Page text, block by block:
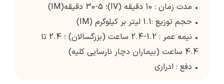
• مدت زمان : 10 دقیقه (IV)؛ 5-30 دقیقه(IM)
• حجم توزیع :1.1 لیتر بر کیلوگرم (IM)
• نیمه عمر : 1.2-2.4 ساعت (بزرگسالان) ؛ 2.4 تا
4.4 ساعت (بیماران دچار نارسایی کلیه)
• دفع : ادراری